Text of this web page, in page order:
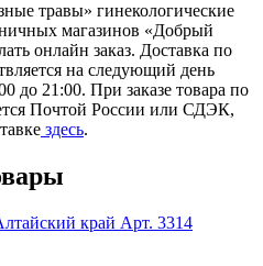
травы» гинекологические
магазинов «Добрый
онлайн заказ. Доставка по
на следующий день
до 21:00. При заказе товара по
Почтой России или СДЭК,
здесь.
край Арт. 3314